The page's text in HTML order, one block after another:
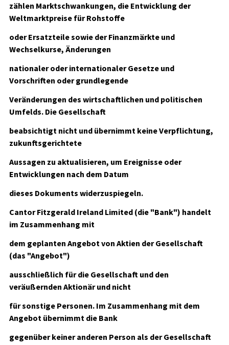
zählen Marktschwankungen, die Entwicklung der
Weltmarktpreise für Rohstoffe
oder Ersatzteile sowie der Finanzmärkte und
Wechselkurse, Änderungen
nationaler oder internationaler Gesetze und
Vorschriften oder grundlegende
Veränderungen des wirtschaftlichen und politischen
Umfelds. Die Gesellschaft
beabsichtigt nicht und übernimmt keine Verpflichtung,
zukunftsgerichtete
Aussagen zu aktualisieren, um Ereignisse oder
Entwicklungen nach dem Datum
dieses Dokuments widerzuspiegeln.
Cantor Fitzgerald Ireland Limited (die "Bank") handelt
im Zusammenhang mit
dem geplanten Angebot von Aktien der Gesellschaft
(das "Angebot")
ausschließlich für die Gesellschaft und den
veräußernden Aktionär und nicht
für sonstige Personen. Im Zusammenhang mit dem
Angebot übernimmt die Bank
gegenüber keiner anderen Person als der Gesellschaft